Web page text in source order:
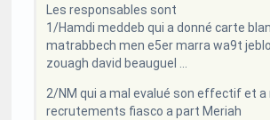
Les responsables sont
1/Hamdi meddeb qui a donné carte
matrabbech men e5er marra wa9t
zouagh david beauguel ...
2/NM qui a mal evalué son effectif et a
recrutements fiasco a part Meriah